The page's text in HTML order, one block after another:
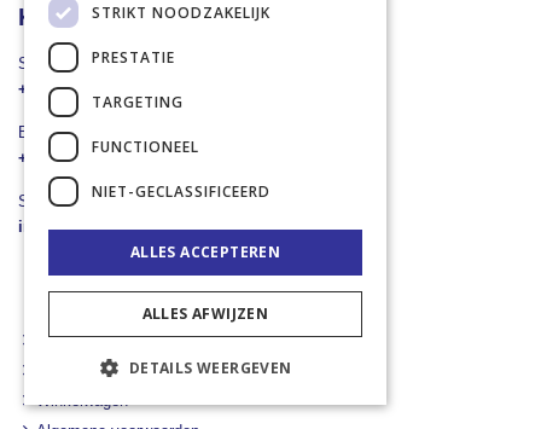
Klantenservice
Stuur een Whatsapp
+31 43 455 2665
Bel ons direct
+31 43 455 2665
Stuur een e-mail
info@landbouwwinkel.nl
Mijn account
Verlanglijst
STRIKT NOODZAKELIJK
PRESTATIE
TARGETING
FUNCTIONEEL
NIET-GECLASSIFICEERD
ALLES ACCEPTEREN
ALLES AFWIJZEN
DETAILS WEERGEVEN